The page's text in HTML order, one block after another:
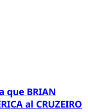
que BRIAN
al CRUZEIRO